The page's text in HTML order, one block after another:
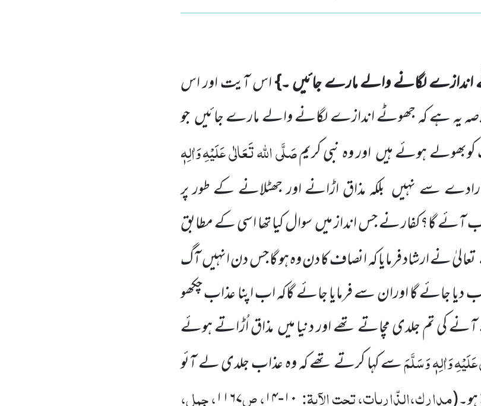
لگانے والے مارے جائیں ۔}اس آیت اور اس
یہ ہے کہ جھوٹے اندازے لگانے والے مارے جائیں جو
ہوئے ہیں اور وہ نبی کریمصَلَّی اللہ تَعَالٰی عَلَیْہِوَاٰلِہٖ
سے نہیں بلکہ مذاق اڑانے اور جھٹلانے کے طور پر
آئے گا؟کفار نے جس انداز میں سوال کیا تھا اسی کے مطابق
تعالیٰ نے ارشاد فرمایا کہ انصاف کا دن وہ ہو گا جس دن انہیں آگ
دیا جائے گا اوران سے فرمایا جائے گاکہ اب اپنا عذاب چکھو
کی تم جلدی مچاتے تھے اور دنیا میں مذاق اُڑاتے ہوئے
وَاٰلِہٖ وَسَلَّمَسے کہا کرتے تھے کہ وہ عذاب جلدی لے آئو
مدارک،الذّاریات، تحت الآیۃ: ، ص ، جمل،